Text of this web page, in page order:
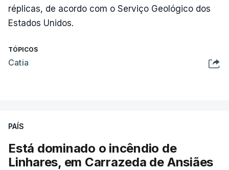
réplicas, de acordo com o Serviço Geológico dos
Estados Unidos.
TÓPICOS
Catia
PAÍS
Está dominado o incêndio de
Linhares, em Carrazeda de Ansiães